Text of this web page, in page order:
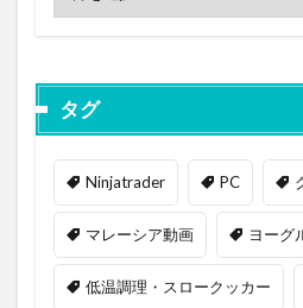
タグ
Ninjatrader PC
マレーシア動画 ヨーグ
低温調理・スロークッカー